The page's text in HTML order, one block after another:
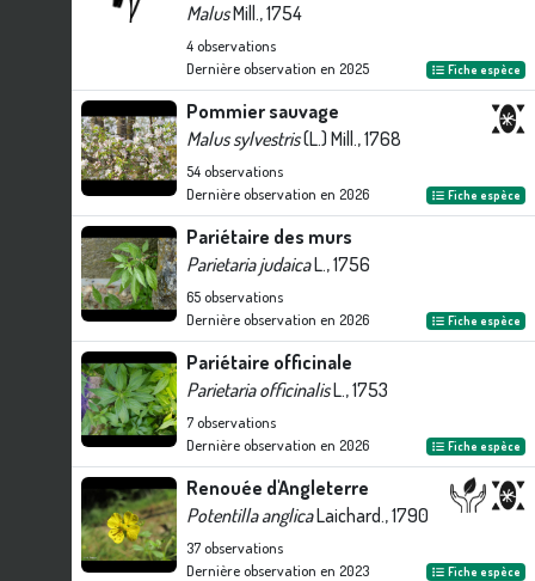
MalusMill., 1754
4observations
Dernière observation en 2025 Fiche espèce
Pommier sauvage
Malus sylvestris(L.) Mill., 1768
54observations
Dernière observation en 2026 Fiche espèce
Pariétaire des murs
Parietaria judaicaL., 1756
65observations
Dernière observation en 2026 Fiche espèce
Pariétaire officinale
Parietaria officinalisL., 1753
7observations
Dernière observation en 2026 Fiche espèce
Renouée d'Angleterre
Potentilla anglicaLaichard., 1790
37observations
Dernière observation en 2023 Fiche espèce